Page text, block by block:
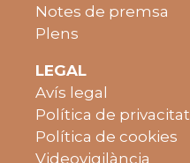
Notes de premsa
Plens
LEGAL
Avís legal
Política de privacitat
Política de cookies
Videovigilància